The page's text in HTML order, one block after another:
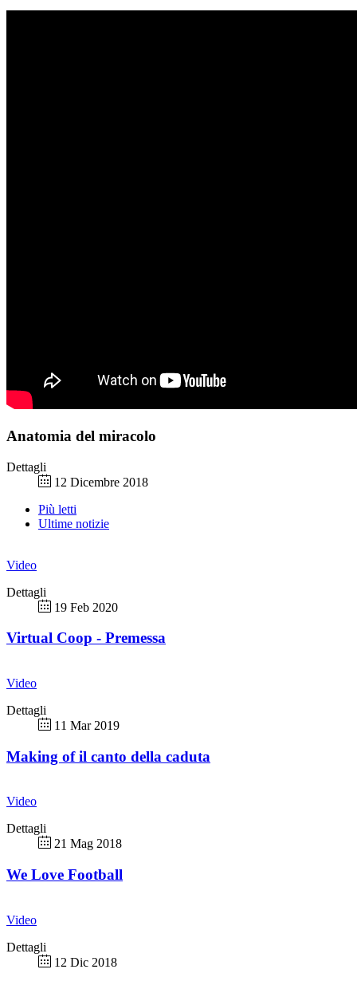
Anatomia del miracolo
Dettagli
12 Dicembre 2018
Più letti
Ultime notizie
Video
Dettagli
19 Feb 2020
Virtual Coop - Premessa
Video
Dettagli
11 Mar 2019
Making of il canto della caduta
Video
Dettagli
21 Mag 2018
We Love Football
Video
Dettagli
12 Dic 2018